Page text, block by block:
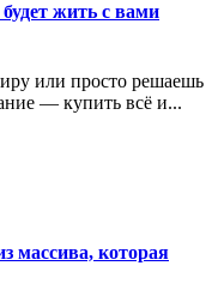
жить с вами
или просто решаешь
— купить всё и...
массива, которая